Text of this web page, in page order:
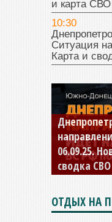
и карта СВО
10:30
Ситуация
Карта и
04.09.25
сводка СВО
ОТДЫХ НА